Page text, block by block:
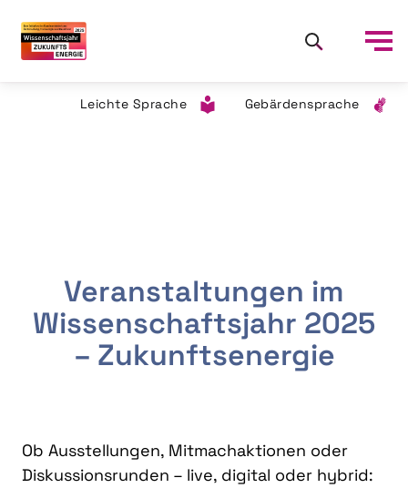
Leichte Sprache Gebärdensprache
Veranstaltungen im
Wissenschaftsjahr 2025
– Zukunftsenergie
Ob Ausstellungen, Mitmachaktionen oder
Diskussionsrunden – live, digital oder hybrid: